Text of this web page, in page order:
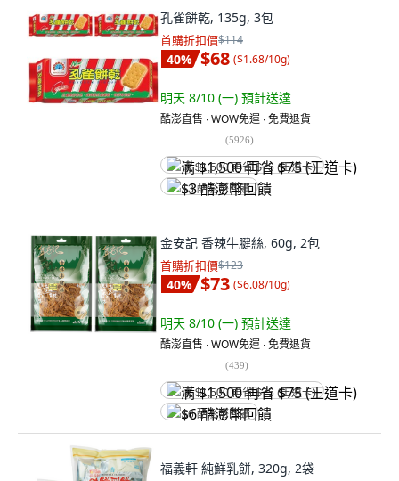
孔雀餅乾, 135g, 3包
首購折扣價$114
40% $68 ($1.68/10g)
明天 8/10 (一) 預計送達
酷澎直售 ∙ WOW免運 ∙ 免費退貨
(5926)
满 $1,500 再省 $75 (王道卡)
$3 酷澎幣回饋
金安記 香辣牛腱絲, 60g, 2包
首購折扣價$123
40% $73 ($6.08/10g)
明天 8/10 (一) 預計送達
酷澎直售 ∙ WOW免運 ∙ 免費退貨
(439)
满 $1,500 再省 $75 (王道卡)
$6 酷澎幣回饋
福義軒 純鮮乳餅, 320g, 2袋